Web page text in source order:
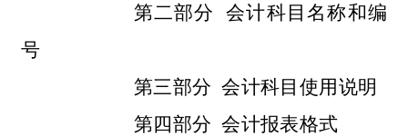
第二部分
会计科目名称和编
号
第三部分 会计科目使用说明
第四部分 会计报表格式